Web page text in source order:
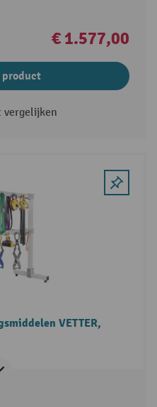
€ 1.577,00
product
vergelijken
VETTER,